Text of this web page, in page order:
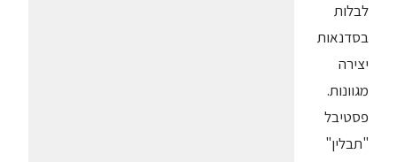
לבלות
בסדנאות
יצירה
מגוונות.
פסטיבל
"תבלין"